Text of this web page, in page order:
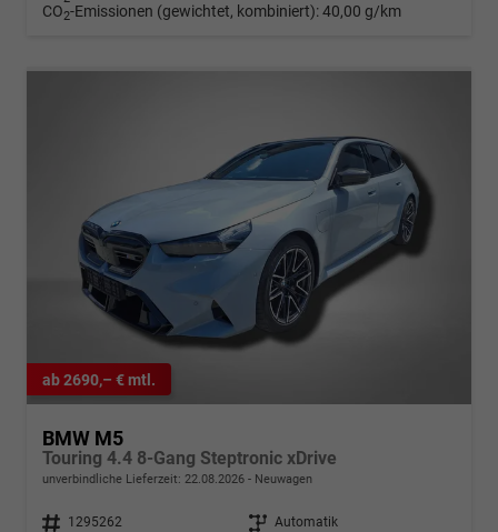
CO2-Emissionen (gewichtet, kombiniert):40,00 g/km
ab 2690,– € mtl.
BMW M5
Touring 4.4 8-Gang Steptronic xDrive
unverbindliche Lieferzeit: 22.08.2026 Neuwagen
Fahrzeugnr. 1295262 Getriebe Automatik